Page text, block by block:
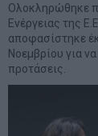
Ολοκληρώθηκε
Ενέργειας της
αποφασίστηκε
Νοεμβρίου για
προτάσεις.